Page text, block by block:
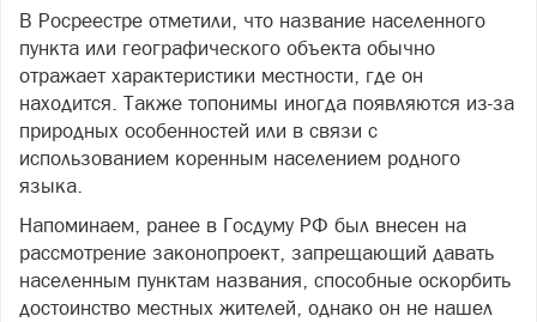
В Росреестре отметили, что название населенного
пункта или географического объекта обычно
отражает характеристики местности, где он
находится. Также топонимы иногда появляются из-за
природных особенностей или в связи с
использованием коренным населением родного
языка.
Напоминаем, ранее в Госдуму РФ был внесен на
рассмотрение законопроект, запрещающий давать
населенным пунктам названия, способные оскорбить
достоинство местных жителей, однако он не нашел